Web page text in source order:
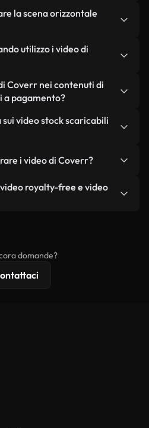
generati dall'intelligenza
è chiaramente etichettato,
versioni ottimizzate.
e pronti per il web,
riducono al minimo i
migliorano parametri
la scena orizzontale
utilizzando Coverr AI
la scena, ad esempio
personalizzato in
di licenza.
utilizzo i video di
dell'autore.
nostra libreria sono
sebbene sia sempre
Coverr nei contenuti di
a pagamento?
possono essere utilizzati
promozioni sui
o ridistribuiscano
video stock scaricabili
artificiale, include
filmati puliti e pronti
i video di Coverr?
ritagliare o remixare i
solo che il prodotto
royalty-free e video
domande?